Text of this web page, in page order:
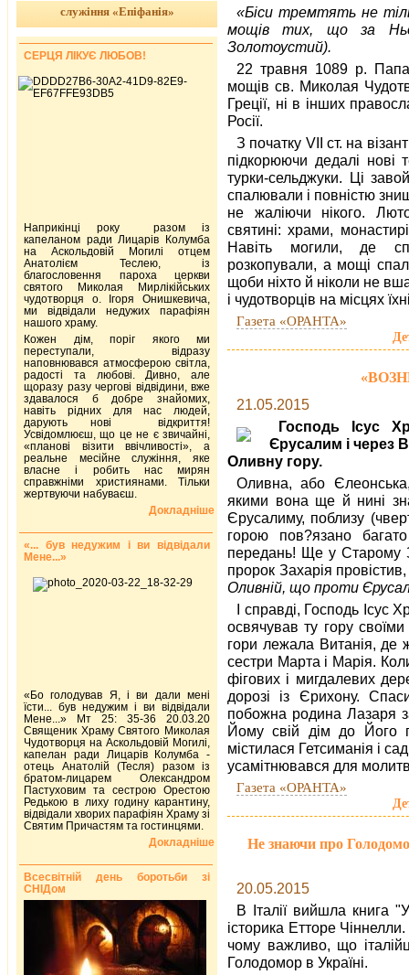
«Біси тремтять не
мощів тих, що за
Золотоустий).
22 травня 1089 р. Папа
мощів св. Миколая
Греції, ні в інших
Росії.
З початку VII ст. на
підкорюючи дедалі нові
турки-сельджуки. Ці
спалювали і повністю
не жаліючи нікого.
святині: храми,
Навіть могили, де
розкопували, а мощі
щоби ніхто й ніколи не
і чудотворців на місцях
Газета «ОРАНТА»
21.05.2015
Господь Ісус
Єрусалим і через
Оливну гору.
Оливна, або
якими вона ще й нині
Єрусалиму, поблизу
горою пов?язано
передань! Ще у Старому
пророк Захарія
Оливній, що проти
І справді, Господь Ісус
освячував ту гору
гори лежала Витанія, де
сестри Марта і Марія.
фігових і мигдалевих
дорозі із Єрихону.
побожна родина Лазаря
Йому свій дім до Його
містилася Гетсиманія і
усамітнювався для
Газета «ОРАНТА»
Не знаючи про
20.05.2015
В Італії вийшла книга
історика Етторе
чому важливо, що
Голодомор в Україні.
служіння «Епіфанія»
СЕРЦЯ ЛІКУЄ ЛЮБОВ!
Наприкінці року разом із
капеланом ради Лицарів Колумба
на Аскольдовій Могилі отцем
Анатолієм Теслею, із
благословення пароха церкви
святого Миколая Мирлікійських
чудотворця о. Ігоря Онишкевича,
ми відвідали недужих парафіян
нашого храму.
Кожен дім, поріг якого ми
переступали, відразу
наповнювався атмосферою світла,
радості та любові. Дивно, але
щоразу разу чергові відвідини, вже
здавалося б добре знайомих,
навіть рідних для нас людей,
дарують нові відкриття!
Усвідомлюєш, що це не є звичайні,
«планові візити ввічливості», а
реальне месійне служіння, яке
власне і робить нас мирян
справжніми християнами. Тільки
жертвуючи набуваєш.
Докладніше
«... був недужим і ви відвідали
Мене...»
«Бо голодував Я, і ви дали мені
їсти... був недужим і ви відвідали
Мене...» Мт 25: 35-36 20.03.20
Священик Храму Святого Миколая
Чудотворця на Аскольдовій Могилі,
капелан ради Лицарів Колумба -
отець Анатолій (Тесля) разом із
братом-лицарем Олександром
Пастуховим та сестрою Орестою
Редькою в лиху годину карантину,
відвідали хворих парафіян Храму зі
Святим Причастям та гостинцями.
Докладніше
Всесвітній день боротьби зі
СНІДом